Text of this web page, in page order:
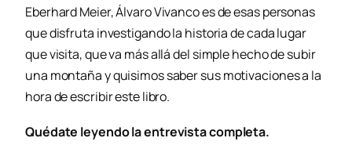
Eberhard Meier, Álvaro Vivanco es de esas personas
que disfruta investigando la historia de cada lugar
que visita, que va más allá del simple hecho de subir
una montaña y quisimos saber sus motivaciones a la
hora de escribir este libro.
Quédate leyendo la entrevista completa.